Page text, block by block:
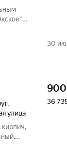
30
,
улица
36